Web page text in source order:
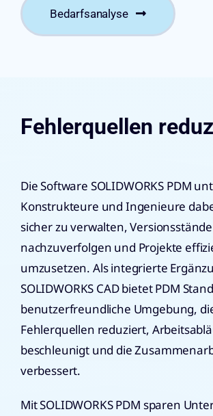
Bedarfsanalyse
Fehlerquellen
Die Software SOLIDWORKS PDM
Konstrukteure und Ingenieure
sicher zu verwalten, Versionsstände
nachzuverfolgen und Projekte
umzusetzen. Als integrierte
SOLIDWORKS CAD bietet PDM
benutzerfreundliche Umgebung,
Fehlerquellen reduziert,
beschleunigt und die
verbessert.
Mit SOLIDWORKS PDM sparen